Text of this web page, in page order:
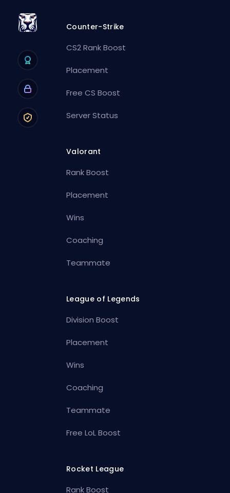
Counter-Strike
CS2 Rank Boost
Placement
Free CS Boost
Server Status
Valorant
Rank Boost
Placement
Wins
Coaching
Teammate
League of Legends
Division Boost
Placement
Wins
Coaching
Teammate
Free LoL Boost
Rocket League
Rank Boost